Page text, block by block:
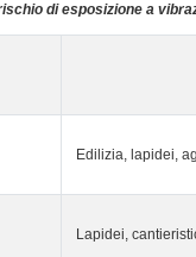
di esposizione a
Edilizia, lapidei,
Lapidei,